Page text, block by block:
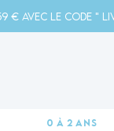
€ avec le code "
0 à 2 ans